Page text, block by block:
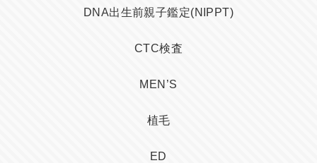
DNA出生前親子鑑定(NIPPT)
CTC検査
MEN’S
植毛
ED